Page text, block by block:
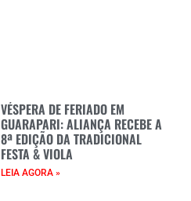
VÉSPERA DE FERIADO EM
GUARAPARI: ALIANÇA RECEBE A
8ª EDIÇÃO DA TRADICIONAL
FESTA & VIOLA
LEIA AGORA »